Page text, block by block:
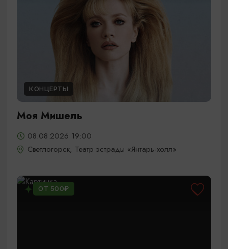
КОНЦЕРТЫ
Моя Мишель
08.08.2026 19:00
Светлогорск, Театр эстрады «Янтарь-холл»
ОТ 500₽